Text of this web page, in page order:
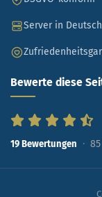
Server in
Bewerte diese
19 Bewertungen 85